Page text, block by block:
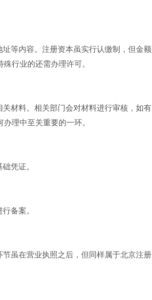
等内容。注册资本虽实行认缴制，但金额
行业的还需办理许可。
材料。相关部门会对材料进行审核，如有
理中至关重要的一环。
凭证。
备案。
虽在营业执照之后，但同样属于北京注册